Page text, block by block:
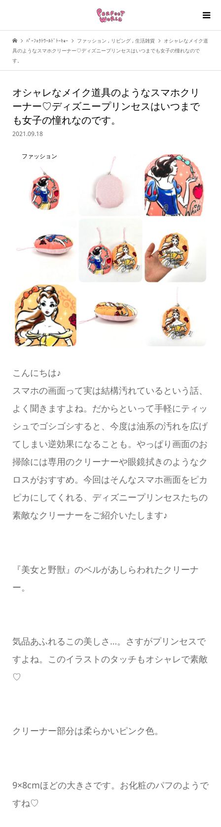
ﾊﾟｰﾌｪｸﾄﾜｰﾙﾄﾞﾄｰｷｮｰ ファッション , リビング , 生活雑貨
オシャレなメイク道
具のようなスマホクリーナー♡ディズニープリンセスはいつまでも女子の憧れなので
す。
オシャレなメイク道具のようなスマホクリ
ーナー♡ディズニープリンセスはいつまで
も女子の憧れなのです。
2021.09.18
ファッション
こんにちは♪
スマホの画面って実は結構汚れているという話、
よく聞きますよね。だからといって手軽にティッ
シュでゴシゴシすると、今度は油系の汚れを広げ
てしまい逆効果になることも。やっぱり画面のお
掃除には専用のクリーナーや眼鏡拭きのようなク
ロスがおすすめ。今回はそんなスマホ画面をピカ
ピカにしてくれる、ディズニープリンセスたちの
素敵なクリーナーをご紹介いたします♪
『美女と野獣』のベルがあしらわれたクリーナ
ー。
気品あふれるこの美しさ…。さすがプリンセスで
すよね。このイラストのタッチもオシャレで素敵
♡
クリーナー部分は柔らかいピンク色。
9×8cmほどの大きさです。お化粧のパフのようで
すね♡